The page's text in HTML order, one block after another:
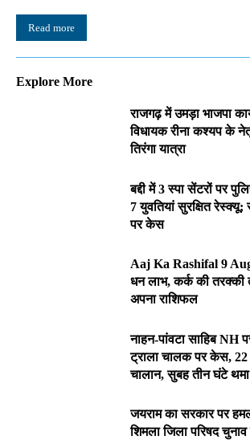
Read more
Explore More
राजगढ़ में उमड़ा भाजपा
विधायक रीना कश्यप के
तिरंगा यात्रा
बद्दी में 3 स्पा सेंटरों पर
7 युवतियां सुरक्षित
पर केस
Aaj Ka Rashifal 9
धन लाभ, कर्क की
अपना राशिफल
नाहन-पांवटा साहिब NH
ट्राला चालक पर केस, 22
चालान, सुबह तीन घंटे
जयराम का सरकार पर
शिमला जिला परिषद चुनाव